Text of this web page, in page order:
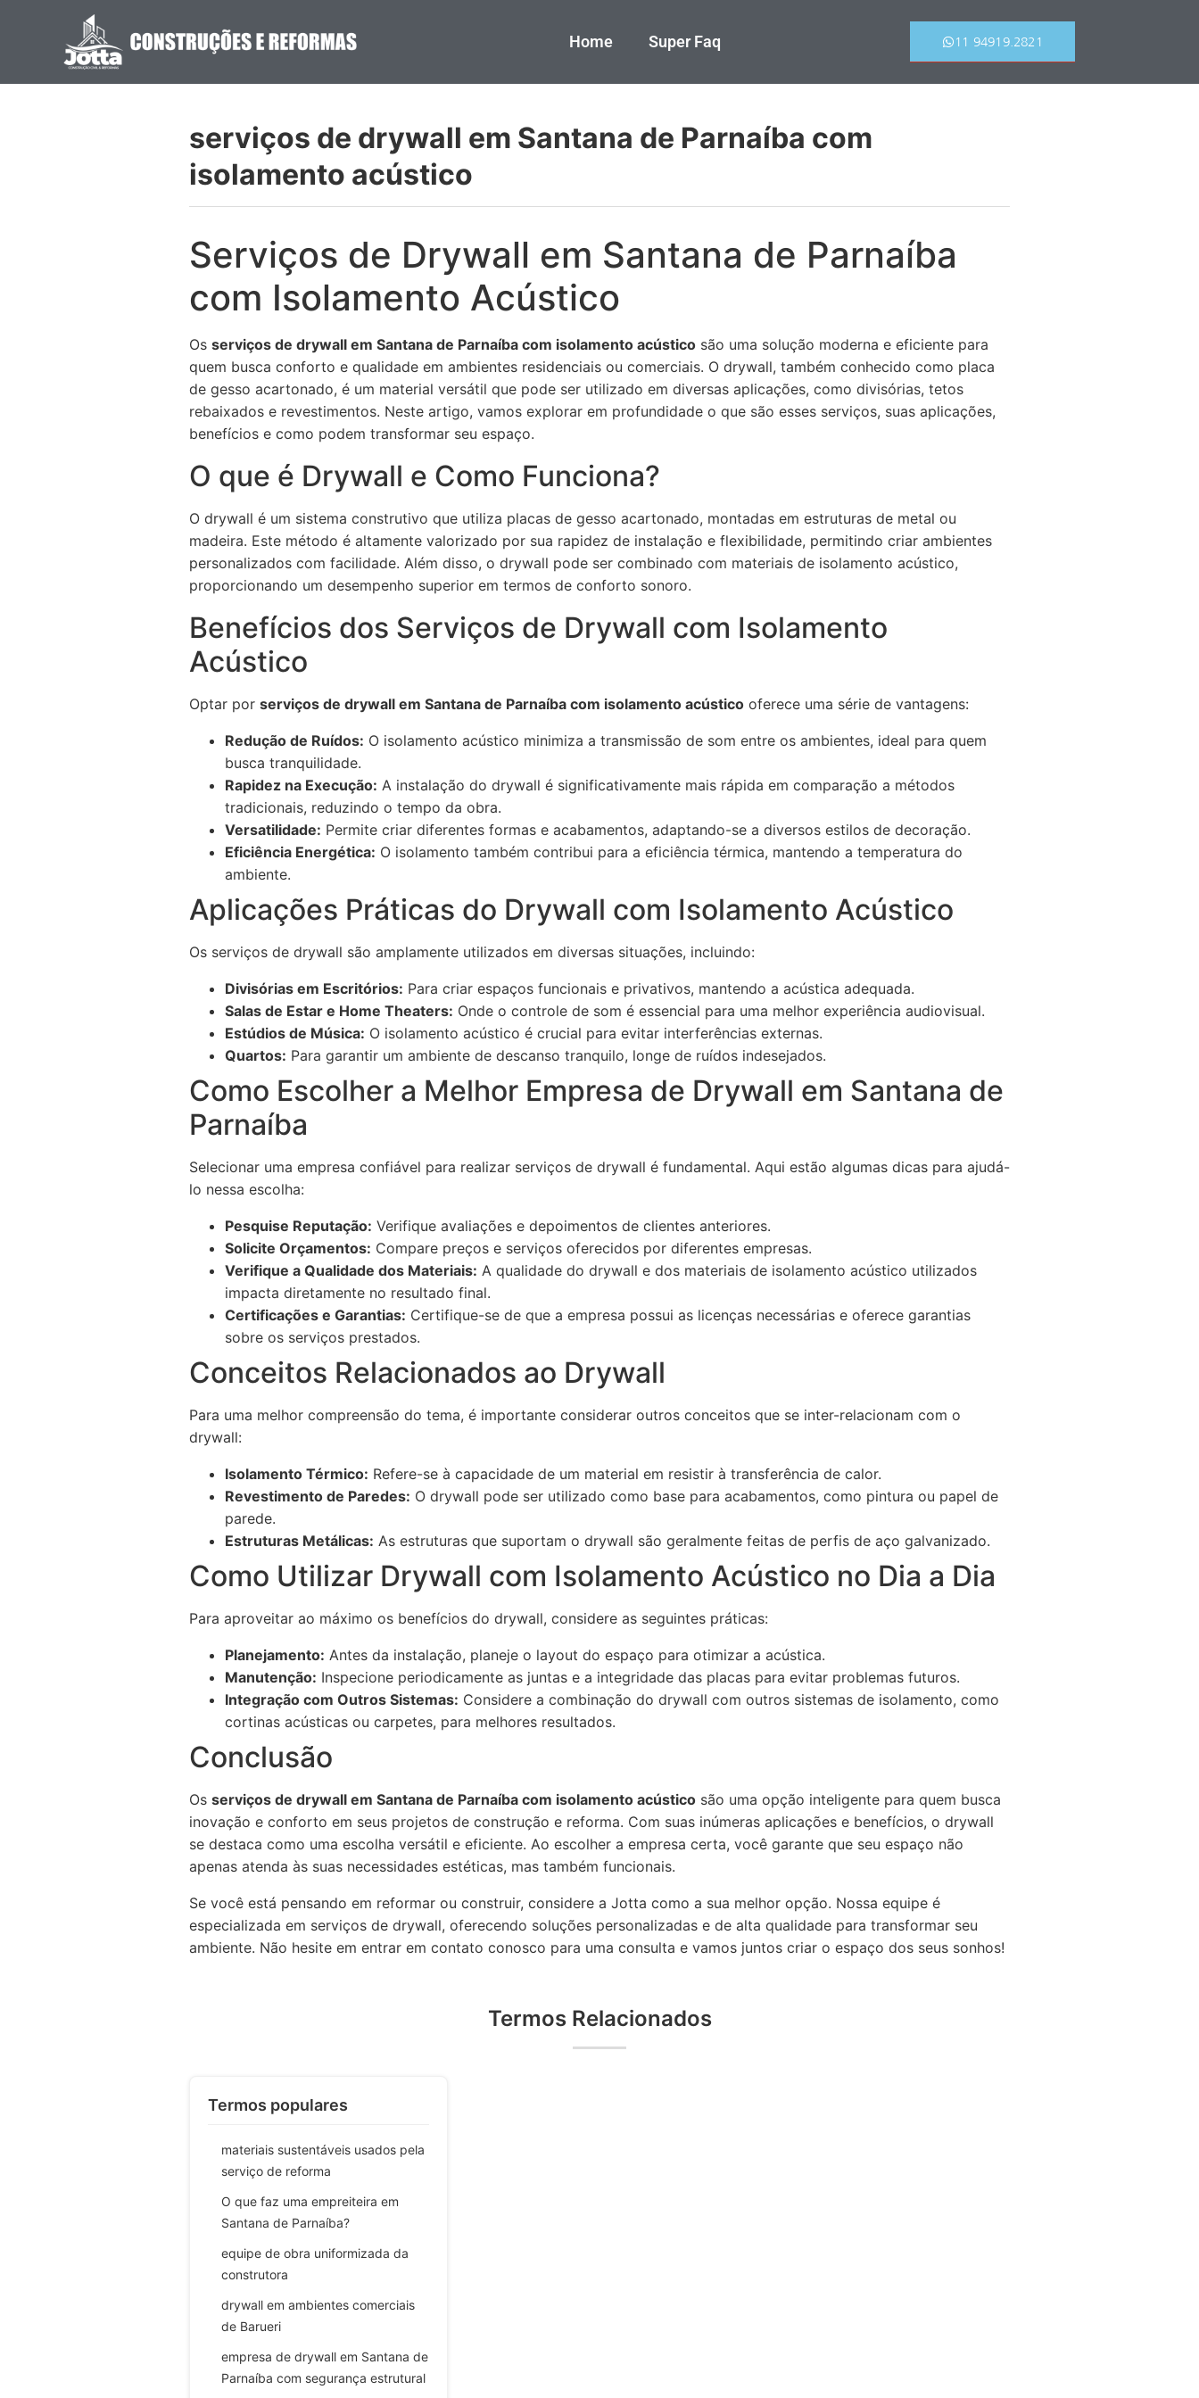
Home Super Faq 11 94919.2821
serviços de drywall em Santana de Parnaíba com
isolamento acústico
Serviços de Drywall em Santana de Parnaíba
com Isolamento Acústico
Os serviços de drywall em Santana de Parnaíba com isolamento acústico são uma solução moderna e eficiente para
quem busca conforto e qualidade em ambientes residenciais ou comerciais. O drywall, também conhecido como placa
de gesso acartonado, é um material versátil que pode ser utilizado em diversas aplicações, como divisórias, tetos
rebaixados e revestimentos. Neste artigo, vamos explorar em profundidade o que são esses serviços, suas aplicações,
benefícios e como podem transformar seu espaço.
O que é Drywall e Como Funciona?
O drywall é um sistema construtivo que utiliza placas de gesso acartonado, montadas em estruturas de metal ou
madeira. Este método é altamente valorizado por sua rapidez de instalação e flexibilidade, permitindo criar ambientes
personalizados com facilidade. Além disso, o drywall pode ser combinado com materiais de isolamento acústico,
proporcionando um desempenho superior em termos de conforto sonoro.
Benefícios dos Serviços de Drywall com Isolamento
Acústico
Optar por serviços de drywall em Santana de Parnaíba com isolamento acústico oferece uma série de vantagens:
Redução de Ruídos: O isolamento acústico minimiza a transmissão de som entre os ambientes, ideal para quem
busca tranquilidade.
Rapidez na Execução: A instalação do drywall é significativamente mais rápida em comparação a métodos
tradicionais, reduzindo o tempo da obra.
Versatilidade: Permite criar diferentes formas e acabamentos, adaptando-se a diversos estilos de decoração.
Eficiência Energética: O isolamento também contribui para a eficiência térmica, mantendo a temperatura do
ambiente.
Aplicações Práticas do Drywall com Isolamento Acústico
Os serviços de drywall são amplamente utilizados em diversas situações, incluindo:
Divisórias em Escritórios: Para criar espaços funcionais e privativos, mantendo a acústica adequada.
Salas de Estar e Home Theaters: Onde o controle de som é essencial para uma melhor experiência audiovisual.
Estúdios de Música: O isolamento acústico é crucial para evitar interferências externas.
Quartos: Para garantir um ambiente de descanso tranquilo, longe de ruídos indesejados.
Como Escolher a Melhor Empresa de Drywall em Santana de
Parnaíba
Selecionar uma empresa confiável para realizar serviços de drywall é fundamental. Aqui estão algumas dicas para ajudá-
lo nessa escolha:
Pesquise Reputação: Verifique avaliações e depoimentos de clientes anteriores.
Solicite Orçamentos: Compare preços e serviços oferecidos por diferentes empresas.
Verifique a Qualidade dos Materiais: A qualidade do drywall e dos materiais de isolamento acústico utilizados
impacta diretamente no resultado final.
Certificações e Garantias: Certifique-se de que a empresa possui as licenças necessárias e oferece garantias
sobre os serviços prestados.
Conceitos Relacionados ao Drywall
Para uma melhor compreensão do tema, é importante considerar outros conceitos que se inter-relacionam com o
drywall:
Isolamento Térmico: Refere-se à capacidade de um material em resistir à transferência de calor.
Revestimento de Paredes: O drywall pode ser utilizado como base para acabamentos, como pintura ou papel de
parede.
Estruturas Metálicas: As estruturas que suportam o drywall são geralmente feitas de perfis de aço galvanizado.
Como Utilizar Drywall com Isolamento Acústico no Dia a Dia
Para aproveitar ao máximo os benefícios do drywall, considere as seguintes práticas:
Planejamento: Antes da instalação, planeje o layout do espaço para otimizar a acústica.
Manutenção: Inspecione periodicamente as juntas e a integridade das placas para evitar problemas futuros.
Integração com Outros Sistemas: Considere a combinação do drywall com outros sistemas de isolamento, como
cortinas acústicas ou carpetes, para melhores resultados.
Conclusão
Os serviços de drywall em Santana de Parnaíba com isolamento acústico são uma opção inteligente para quem busca
inovação e conforto em seus projetos de construção e reforma. Com suas inúmeras aplicações e benefícios, o drywall
se destaca como uma escolha versátil e eficiente. Ao escolher a empresa certa, você garante que seu espaço não
apenas atenda às suas necessidades estéticas, mas também funcionais.
Se você está pensando em reformar ou construir, considere a Jotta como a sua melhor opção. Nossa equipe é
especializada em serviços de drywall, oferecendo soluções personalizadas e de alta qualidade para transformar seu
ambiente. Não hesite em entrar em contato conosco para uma consulta e vamos juntos criar o espaço dos seus sonhos!
Termos Relacionados
Termos populares
materiais sustentáveis usados pela
serviço de reforma
O que faz uma empreiteira em
Santana de Parnaíba?
equipe de obra uniformizada da
construtora
drywall em ambientes comerciais
de Barueri
empresa de drywall em Santana de
Parnaíba com segurança estrutural